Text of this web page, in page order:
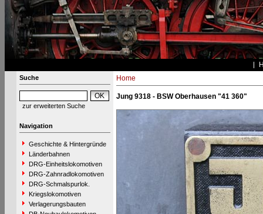
Suche
zur erweiterten Suche
Navigation
Geschichte & Hintergründe
Länderbahnen
DRG-Einheitslokomotiven
DRG-Zahnradlokomotiven
DRG-Schmalspurlok.
Kriegslokomotiven
Verlagerungsbauten
Home
Jung 9318 - BSW Oberhausen "41 360"